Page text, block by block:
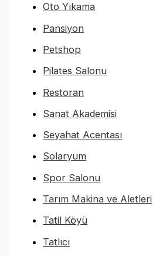
Oto Yıkama
Pansiyon
Petshop
Pilates Salonu
Restoran
Sanat Akademisi
Seyahat Acentası
Solaryum
Spor Salonu
Tarım Makina ve Aletleri
Tatil Köyü
Tatlıcı